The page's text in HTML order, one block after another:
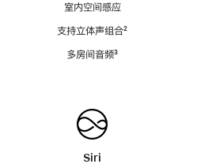
室内空间感应
支持立体声组合脚
²
多房间音频脚
³
Siri